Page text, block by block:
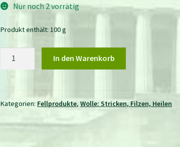
Nur noch 2 vorrätig
Produkt enthält: 100g
In den Warenkorb
Kategorien: Fellprodukte,Wolle: Stricken, Filzen, Heilen